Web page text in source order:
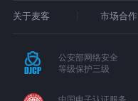
关于麦客 市场合作
公安部网络安全
等级保护三级